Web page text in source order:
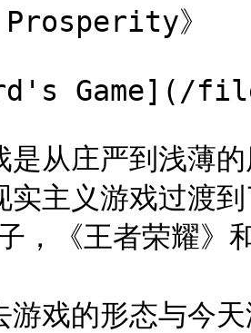
Prosperity》
Game](/
从庄严到浅薄
主义游戏过渡到
，《王者荣耀》
戏的形态与今天